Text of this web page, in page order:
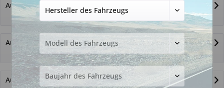
Autoschlüssel mit Funk
Autoschlüssel ohne Funk
Autoschlüsselgehäuse und Zubehör